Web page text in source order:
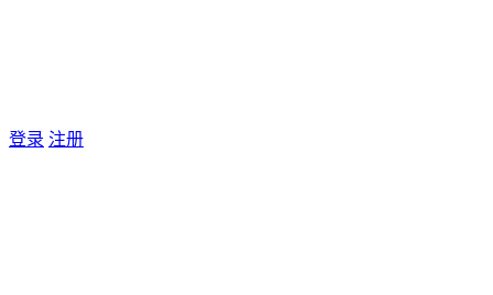
登录 注册